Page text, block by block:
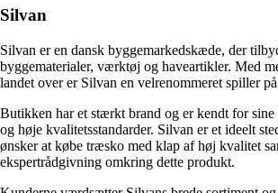
Silvan
Silvan er en dansk byggemarkedskæde, der
byggematerialer, værktøj og haveartikler. Med
landet over er Silvan en velrenommeret spiller
Butikken har et stærkt brand og er kendt for
og høje kvalitetsstandarder. Silvan er et ideelt
ønsker at købe træsko med klap af høj kvalitet
ekspertrådgivning omkring dette produkt.